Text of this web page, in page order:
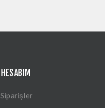
HESABIM
Siparişler